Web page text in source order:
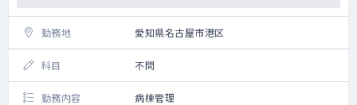
勤務地 愛知県名古屋市港区
科目 不問
勤務内容 病棟管理